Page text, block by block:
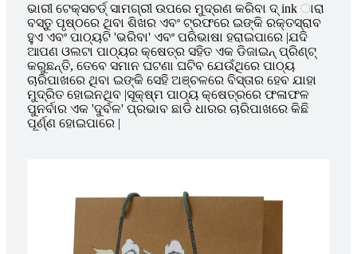
ଭାରୀ ଟେକ୍ସଚର୍ଡ୍ ସାମଗ୍ରୀ ଉପରେ ମୁଦ୍ରଣ କରିବା ଦ୍ ink ାରା
ବସ୍ତୁ ପୃଷ୍ଠରେ ଥିବା ଶିଖର ଏବଂ ଟ୍ରଫରେ ଇଙ୍କି ରକ୍ତସ୍ରାବ
ହୁଏ ଏବଂ ପାଠ୍ୟଟି 'ଭରିବା' ଏବଂ ପରିଭାଷା ହରାଇପାରେ |ଯଦି
ଆପଣ ଓଲଟା ପାଠ୍ୟର କ୍ଷେତ୍ର ସହିତ ଏକ ଡିଜାଇନ୍ ପ୍ରିଣ୍ଟ୍
କରୁଛନ୍ତି, ତେବେ ସମାନ ଘଟଣା ଘଟିବ ଯେଉଁଥିରେ ପାଠ୍ୟ
ଚାରିପାଖରେ ଥିବା ଇଙ୍କି ସେହି ଅଞ୍ଚଳରେ ବିସ୍ତାର ହେବ ଯାହା
ମୁଦ୍ରିତ ହୋଇନଥିବ |ସୂକ୍ଷ୍ମ ପାଠ୍ୟ କ୍ଷେତ୍ରରେ ଫଳାଫଳ
ପୁନର୍ବାର ଏକ 'ଦୁର୍ବଳ' ପ୍ରଭାବ ଛାଡି ଧାରର ଚାରିପାଖରେ କିଛି
ପୂର୍ଣ୍ଣ ହୋଇପାରେ |